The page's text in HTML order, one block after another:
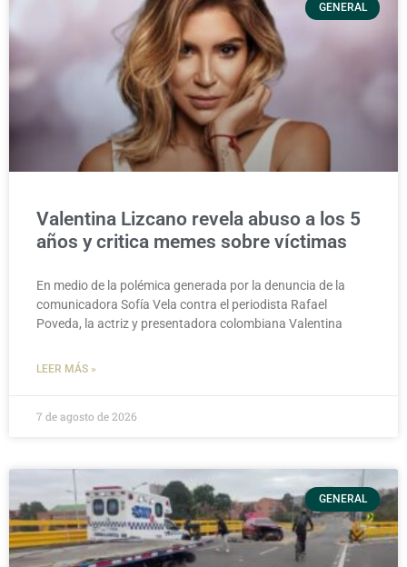
GENERAL
Valentina Lizcano revela abuso a los 5
años y critica memes sobre víctimas
En medio de la polémica generada por la denuncia de la
comunicadora Sofía Vela contra el periodista Rafael
Poveda, la actriz y presentadora colombiana Valentina
LEER MÁS »
7 de agosto de 2026
GENERAL